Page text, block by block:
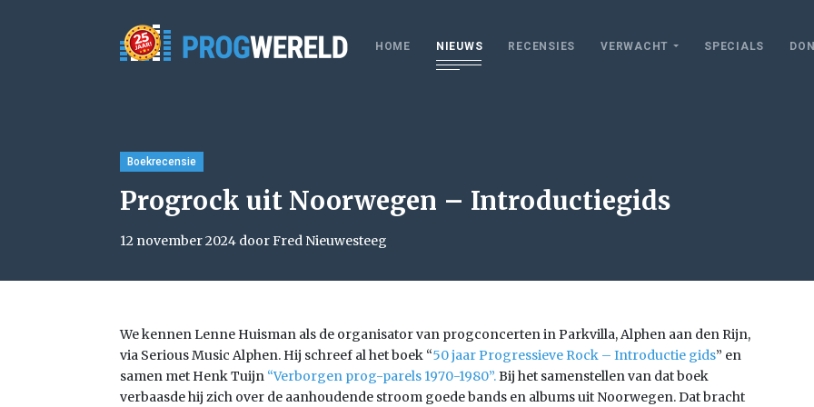
HOME NIEUWS RECENSIES VERWACHT SPECIALS
Boekrecensie
Progrock uit Noorwegen – Introductiegids
12 november 2024 door Fred Nieuwesteeg
We kennen Lenne Huisman als de organisator van progconcerten in Parkvilla, Alphen aan den Rijn,
via Serious Music Alphen. Hij schreef al het boek “50 jaar Progressieve Rock – Introductie gids” en
samen met Henk Tuijn “Verborgen prog-parels 1970-1980”.Bij het samenstellen van dat boek
verbaasde hij zich over de aanhoudende stroom goede bands en albums uit Noorwegen. Dat bracht